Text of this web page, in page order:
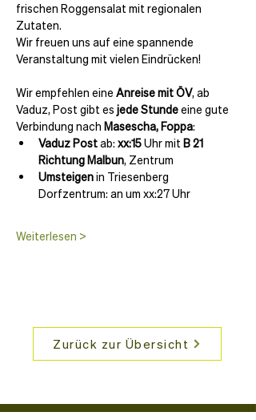
frischen Roggensalat mit regionalen
Zutaten.
Wir freuen uns auf eine spannende
Veranstaltung mit vielen Eindrücken!
Wir empfehlen eine Anreise mit ÖV, ab
Vaduz, Post gibt es jede Stunde eine gute
Verbindung nach Masescha, Foppa:
Vaduz Post ab: xx:15 Uhr mit B 21
Richtung Malbun, Zentrum
Umsteigen in Triesenberg
Dorfzentrum: an um xx:27 Uhr
Weiterlesen >
Zurück zur Übersicht